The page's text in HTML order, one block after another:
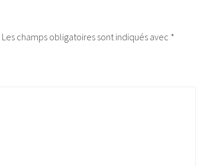
Les champs obligatoires sont indiqués avec *